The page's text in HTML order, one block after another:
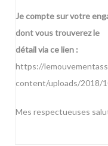
Je compte sur votre
dont vous trouverez le
détail via ce lien :
https://
content/uploads/2018/
Mes respectueuses